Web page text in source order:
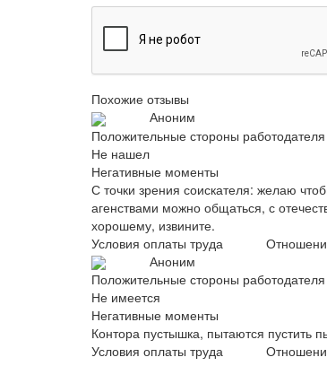
Похожие отзывы
Аноним
Положительные стороны работодателя
Не нашел
Негативные моменты
С точки зрения соискателя: желаю
агенствами можно общаться, с
хорошему, извините.
Условия оплаты труда
Аноним
Положительные стороны работодателя
Не имеется
Негативные моменты
Контора пустышка, пытаются пустить
Условия оплаты труда